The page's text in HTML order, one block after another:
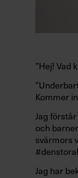
”Hej! Vad
Kommer
Jag
och
svärmors
Jag har